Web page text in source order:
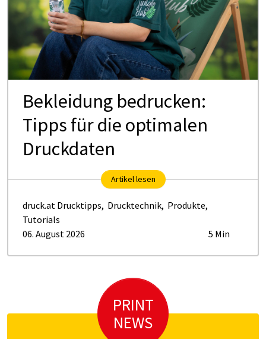
Be­klei­dung be­dru­cken:
Tipps für die op­ti­ma­len
Druck­da­ten
Artikel lesen
druck.at Drucktipps, Drucktechnik, Produkte,
Tutorials
06. August 2026
5 Min
PRINT
NEWS